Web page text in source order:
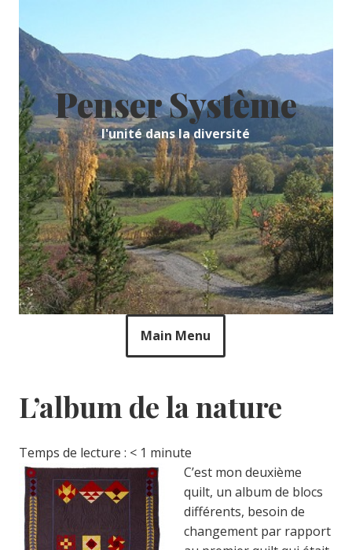
content
Penser Système
l'unité dans la diversité
Main Menu
L’album de la nature
Temps de lecture : < 1 minute
C’est mon deuxième
quilt, un album de blocs
différents, besoin de
changement par rapport